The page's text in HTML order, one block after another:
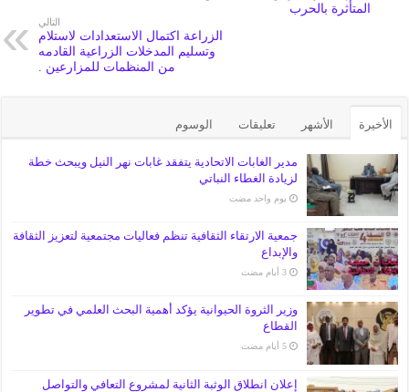
المتأثرة بالحرب
التالي
الزراعة اكتمال الاستعدادات لاستلام
وتسليم المدخلات الزراعية القادمه
من المنظمات للمزارعين .
الأخيرة الأشهر تعليقات الوسوم
مدير الغابات الاتحادية يتفقد غابات نهر النيل ويبحث خطة
لزيادة الغطاء النباتي
‏يوم واحد مضت
جمعية الارتقاء الثقافية تنظم فعاليات مجتمعية لتعزيز الثقافة
والإبداع
‏3 أيام مضت
وزير الثروة الحيوانية يؤكد أهمية البحث العلمي في تطوير
القطاع
‏5 أيام مضت
إعلان انطلاق الوثبة الثانية لمشروع التعافي والتواصل